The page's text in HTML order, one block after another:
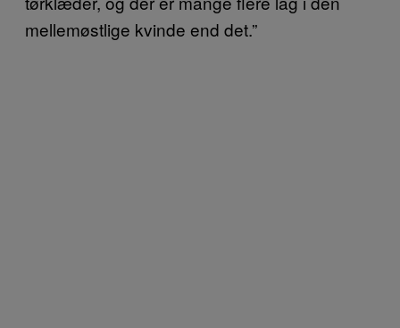
mellemøstlige kvinde end det.”